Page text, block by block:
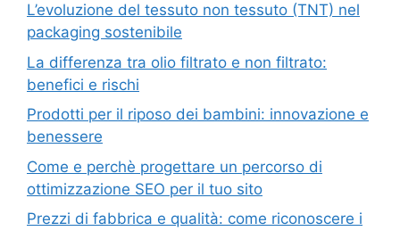
L’evoluzione del tessuto non tessuto (TNT) nel
packaging sostenibile
La differenza tra olio filtrato e non filtrato:
benefici e rischi
Prodotti per il riposo dei bambini: innovazione e
benessere
Come e perchè progettare un percorso di
ottimizzazione SEO per il tuo sito
Prezzi di fabbrica e qualità: come riconoscere i